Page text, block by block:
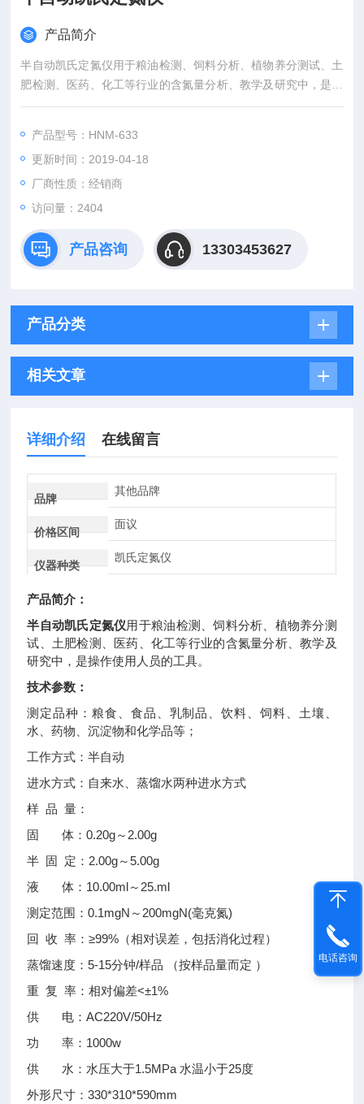
产品简介
半自动凯氏定氮仪用于粮油检测、饲料分析、植物养分测试、土
肥检测、医药、化工等行业的含氮量分析、教学及研究中，是操
作使用人员的工具。测定品种：粮食、食品、乳制品、饮料、饲
产品型号：HNM-633
更新时间：2019-04-18
厂商性质：经销商
访问量：2404
产品咨询 13303453627
产品分类
相关文章
详细介绍 在线留言
品牌
其他品牌
价格区间
面议
仪器种类
凯氏定氮仪
产品简介：
半自动凯氏定氮仪用于粮油检测、饲料分析、植物养分测
试、土肥检测、医药、化工等行业的含氮量分析、教学及
研究中，是操作使用人员的工具。
技术参数：
测定品种：粮食、食品、乳制品、饮料、饲料、土壤、
水、药物、沉淀物和化学品等；
工作方式：半自动
进水方式：自来水、蒸馏水两种进水方式
样 品 量：
固 体：0.20g～2.00g
半 固 定：2.00g～5.00g
液 体：10.00ml～25.ml
测定范围：0.1mgN～200mgN(毫克氮)
回 收 率：≥99%（相对误差，包括消化过程）
蒸馏速度：5-15分钟/样品 （按样品量而定 ）
重 复 率：相对偏差<±1%
供 电：AC220V/50Hz
功 率：1000w
供 水：水压大于1.5MPa 水温小于25度
外形尺寸：330*310*590mm
电话咨询